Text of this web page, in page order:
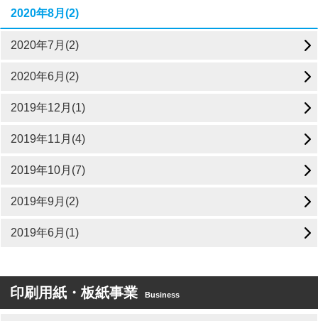
2020年8月(2)
2020年7月(2)
2020年6月(2)
2019年12月(1)
2019年11月(4)
2019年10月(7)
2019年9月(2)
2019年6月(1)
印刷用紙・板紙事業 Business